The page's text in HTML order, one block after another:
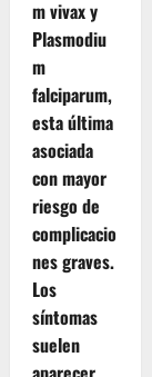
m vivax y
Plasmodiu
m
falciparum,
esta última
asociada
con mayor
riesgo de
complicacio
nes graves.
Los
síntomas
suelen